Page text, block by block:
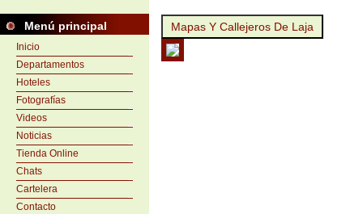
Menú principal
Inicio
Departamentos
Hoteles
Fotografías
Videos
Noticias
Tienda Online
Chats
Cartelera
Contacto
Mapas Y Callejeros De Laja